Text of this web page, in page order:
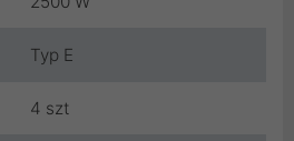
Typ E
4 szt